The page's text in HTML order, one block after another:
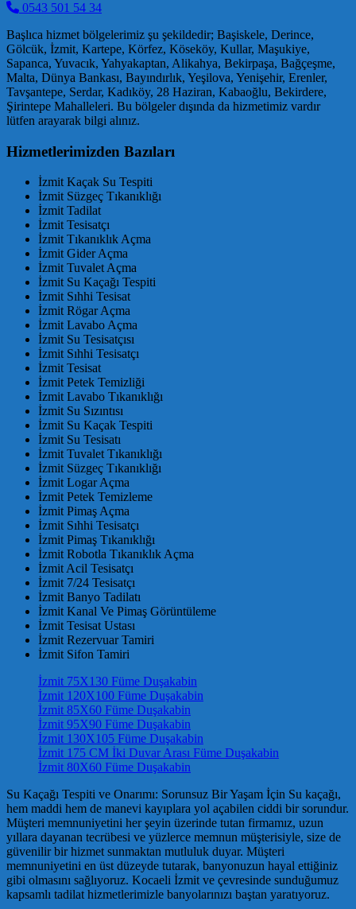
0543 501 54 34
Başlıca hizmet bölgelerimiz şu şekildedir; Başiskele, Derince,
Gölcük, İzmit, Kartepe, Körfez, Köseköy, Kullar, Maşukiye,
Sapanca, Yuvacık, Yahyakaptan, Alikahya, Bekirpaşa, Bağçeşme,
Malta, Dünya Bankası, Bayındırlık, Yeşilova, Yenişehir, Erenler,
Tavşantepe, Serdar, Kadıköy, 28 Haziran, Kabaoğlu, Bekirdere,
Şirintepe Mahalleleri. Bu bölgeler dışında da hizmetimiz vardır
lütfen arayarak bilgi alınız.
Hizmetlerimizden Bazıları
İzmit Kaçak Su Tespiti
İzmit Süzgeç Tıkanıklığı
İzmit Tadilat
İzmit Tesisatçı
İzmit Tıkanıklık Açma
İzmit Gider Açma
İzmit Tuvalet Açma
İzmit Su Kaçağı Tespiti
İzmit Sıhhi Tesisat
İzmit Rögar Açma
İzmit Lavabo Açma
İzmit Su Tesisatçısı
İzmit Sıhhi Tesisatçı
İzmit Tesisat
İzmit Petek Temizliği
İzmit Lavabo Tıkanıklığı
İzmit Su Sızıntısı
İzmit Su Kaçak Tespiti
İzmit Su Tesisatı
İzmit Tuvalet Tıkanıklığı
İzmit Süzgeç Tıkanıklığı
İzmit Logar Açma
İzmit Petek Temizleme
İzmit Pimaş Açma
İzmit Sıhhi Tesisatçı
İzmit Pimaş Tıkanıklığı
İzmit Robotla Tıkanıklık Açma
İzmit Acil Tesisatçı
İzmit 7/24 Tesisatçı
İzmit Banyo Tadilatı
İzmit Kanal Ve Pimaş Görüntüleme
İzmit Tesisat Ustası
İzmit Rezervuar Tamiri
İzmit Sifon Tamiri
İzmit 75X130 Füme Duşakabin
İzmit 120X100 Füme Duşakabin
İzmit 85X60 Füme Duşakabin
İzmit 95X90 Füme Duşakabin
İzmit 130X105 Füme Duşakabin
İzmit 175 CM İki Duvar Arası Füme Duşakabin
İzmit 80X60 Füme Duşakabin
Su Kaçağı Tespiti ve Onarımı: Sorunsuz Bir Yaşam İçin Su kaçağı,
hem maddi hem de manevi kayıplara yol açabilen ciddi bir sorundur.
Müşteri memnuniyetini her şeyin üzerinde tutan firmamız, uzun
yıllara dayanan tecrübesi ve yüzlerce memnun müşterisiyle, size de
güvenilir bir hizmet sunmaktan mutluluk duyar. Müşteri
memnuniyetini en üst düzeyde tutarak, banyonuzun hayal ettiğiniz
gibi olmasını sağlıyoruz. Kocaeli İzmit ve çevresinde sunduğumuz
kapsamlı tadilat hizmetlerimizle banyolarınızı baştan yaratıyoruz.